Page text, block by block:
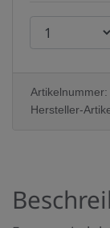
r
d
a
Artikelnummer:
Hersteller-